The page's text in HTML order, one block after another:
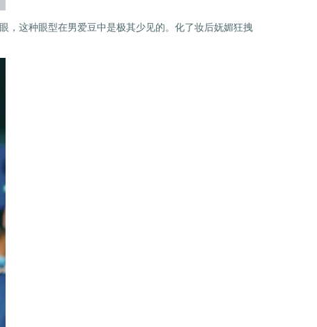
，这种眼型在男爱豆中是极其少见的。化了妆后妩媚狂拽